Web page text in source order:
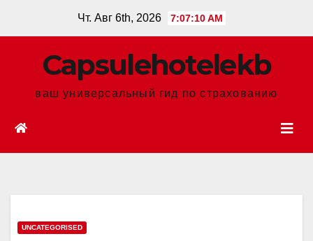
Чт. Авг 6th, 2026 7:07:11 AM
Сapsulehotelekb
ваш универсальный гид по страхованию
UNCATEGORISED